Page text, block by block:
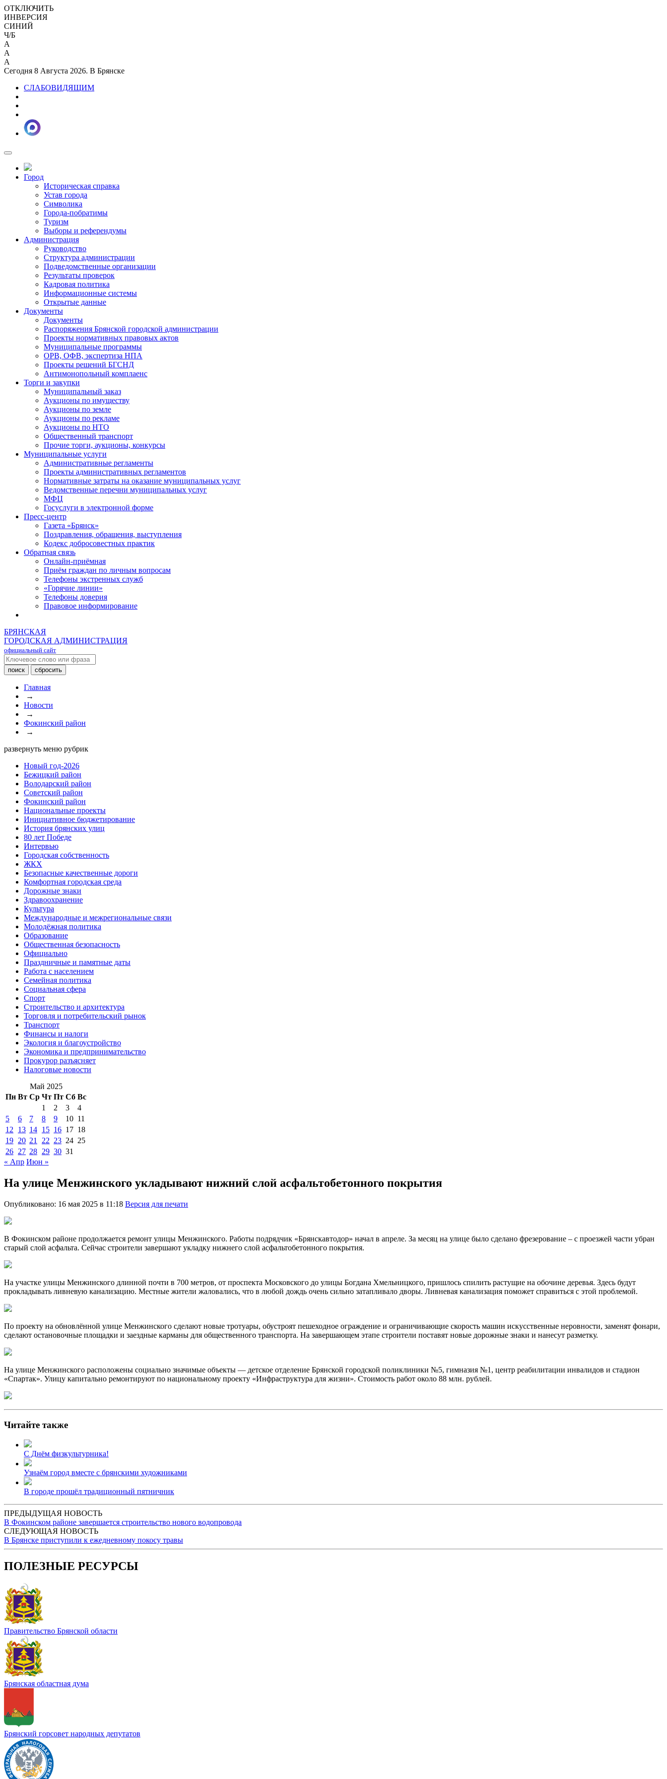
ОТКЛЮЧИТЬ
ИНВЕРСИЯ
СИНИЙ
Ч/Б
A
A
A
Сегодня 8 Августа 2026. В Брянске
СЛАБОВИДЯЩИМ
Город
Историческая справка
Устав города
Символика
Города-побратимы
Туризм
Выборы и референдумы
Администрация
Руководство
Структура администрации
Подведомственные организации
Результаты проверок
Кадровая политика
Информационные системы
Открытые данные
Документы
Документы
Распоряжения Брянской городской администрации
Проекты нормативных правовых актов
Муниципальные программы
ОРВ, ОФВ, экспертиза НПА
Проекты решений БГСНД
Антимонопольный комплаенс
Торги и закупки
Муниципальный заказ
Аукционы по имуществу
Аукционы по земле
Аукционы по рекламе
Аукционы по НТО
Общественный транспорт
Прочие торги, аукционы, конкурсы
Муниципальные услуги
Административные регламенты
Проекты административных регламентов
Нормативные затраты на оказание муниципальных услуг
Ведомственные перечни муниципальных услуг
МФЦ
Госуслуги в электронной форме
Пресс-центр
Газета «Брянск»
Поздравления, обращения, выступления
Кодекс добросовестных практик
Обратная связь
Онлайн-приёмная
Приём граждан по личным вопросам
Телефоны экстренных служб
«Горячие линии»
Телефоны доверия
Правовое информирование
БРЯНСКАЯ
ГОРОДСКАЯ АДМИНИСТРАЦИЯ
официальный сайт
Главная
→
Новости
→
Фокинский район
→
развернуть меню рубрик
Новый год-2026
Бежицкий район
Володарский район
Советский район
Фокинский район
Национальные проекты
Инициативное бюджетирование
История брянских улиц
80 лет Победе
Интервью
Городская собственность
ЖКХ
Безопасные качественные дороги
Комфортная городская среда
Дорожные знаки
Здравоохранение
Культура
Международные и межрегиональные связи
Молодёжная политика
Образование
Общественная безопасность
Официально
Праздничные и памятные даты
Работа с населением
Семейная политика
Социальная сфера
Спорт
Строительство и архитектура
Торговля и потребительский рынок
Транспорт
Финансы и налоги
Экология и благоустройство
Экономика и предпринимательство
Прокурор разъясняет
Налоговые новости
Май 2025
Пн Вт Ср Чт Пт Сб Вс
1
2 3
4
5
6 7 8 9 10 11
12
13 14 15 16 17 18
19 20 21 22 23 24 25
26 27 28 29 30 31
« Апр Июн »
На улице Менжинского укладывают нижний слой асфальтобетонного покрытия
Опубликовано: 16 мая 2025 в 11:18 Версия для печати
В Фокинском районе продолжается ремонт улицы Менжинского. Работы подрядчик «Брянскавтодор» начал в апреле. За месяц на улице было сделано фрезерование – с проезжей части убран
старый слой асфальта. Сейчас строители завершают укладку нижнего слой асфальтобетонного покрытия.
На участке улицы Менжинского длинной почти в 700 метров, от проспекта Московского до улицы Богдана Хмельницкого, пришлось спилить растущие на обочине деревья. Здесь будут
прокладывать ливневую канализацию. Местные жители жаловались, что в любой дождь очень сильно затапливало дворы. Ливневая канализация поможет справиться с этой проблемой.
По проекту на обновлённой улице Менжинского сделают новые тротуары, обустроят пешеходное ограждение и ограничивающие скорость машин искусственные неровности, заменят фонари,
сделают остановочные площадки и заездные карманы для общественного транспорта. На завершающем этапе строители поставят новые дорожные знаки и нанесут разметку.
На улице Менжинского расположены социально значимые объекты — детское отделение Брянской городской поликлиники №5, гимназия №1, центр реабилитации инвалидов и стадион
«Спартак». Улицу капитально ремонтируют по национальному проекту «Инфраструктура для жизни». Стоимость работ около 88 млн. рублей.
Читайте также
С Днём физкультурника!
Узнаём город вместе с брянскими художниками
В городе прошёл традиционный пятничник
ПРЕДЫДУЩАЯ НОВОСТЬ
В Фокинском районе завершается строительство нового водопровода
СЛЕДУЮЩАЯ НОВОСТЬ
В Брянске приступили к ежедневному покосу травы
ПОЛЕЗНЫЕ РЕСУРСЫ
Правительство Брянской области
Брянская областная дума
Брянский горсовет народных депутатов